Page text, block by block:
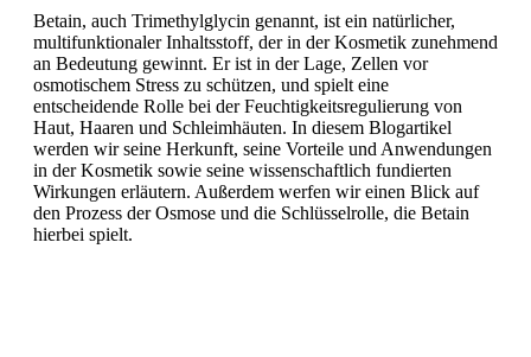
Betain, auch Trimethylglycin genannt, ist ein natürlicher,
multifunktionaler Inhaltsstoff, der in der Kosmetik zunehmend
an Bedeutung gewinnt. Er ist in der Lage, Zellen vor
osmotischem Stress zu schützen, und spielt eine
entscheidende Rolle bei der Feuchtigkeitsregulierung von
Haut, Haaren und Schleimhäuten. In diesem Blogartikel
werden wir seine Herkunft, seine Vorteile und Anwendungen
in der Kosmetik sowie seine wissenschaftlich fundierten
Wirkungen erläutern. Außerdem werfen wir einen Blick auf
den Prozess der Osmose und die Schlüsselrolle, die Betain
hierbei spielt.